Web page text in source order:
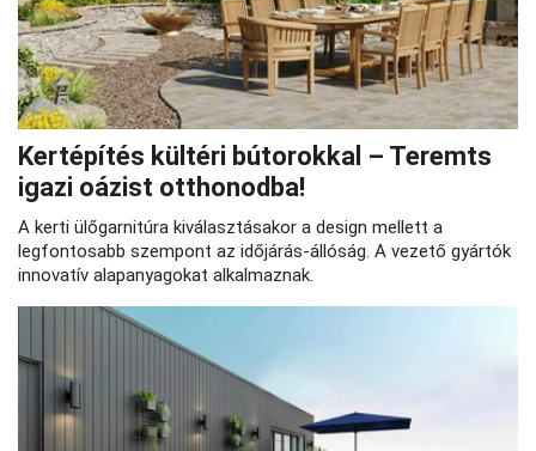
Kertépítés kültéri bútorokkal – Teremts
igazi oázist otthonodba!
A kerti ülőgarnitúra kiválasztásakor a design mellett a
legfontosabb szempont az időjárás-állóság. A vezető gyártók
innovatív alapanyagokat alkalmaznak.